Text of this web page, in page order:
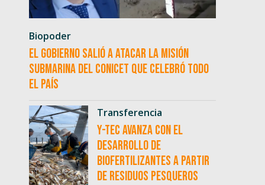
Biopoder
El Gobierno salió a atacar la misión
submarina del CONICET que celebró todo
el país
Transferencia
Y-TEC avanza con el
desarrollo de
biofertilizantes a partir
de residuos pesqueros